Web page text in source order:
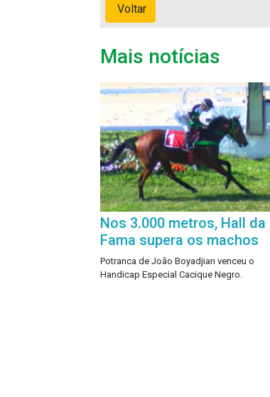
Voltar
Mais notícias
Nos 3.000 metros, Hall da
Fama supera os machos
Potranca de João Boyadjian venceu o
Handicap Especial Cacique Negro.